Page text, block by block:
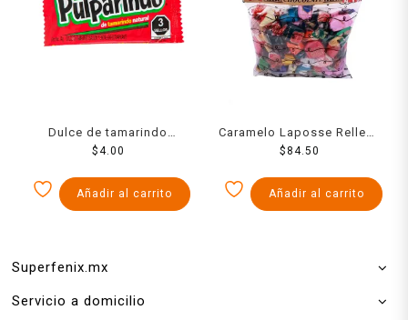
Dulce de tamarindo
Pulparindo extra picante
$4.00
Añadir al carrito
Caramelo Laposse Relleno
350 Grs
$ 84.50
Añadir al carrito
Superfenix.mx
Servicio a domicilio